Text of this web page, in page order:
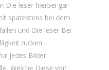
Die leser hierbei gar
spatestens bei dem
und Die leser Bei
rucken.
jedes Bilder:
Welche Diese von